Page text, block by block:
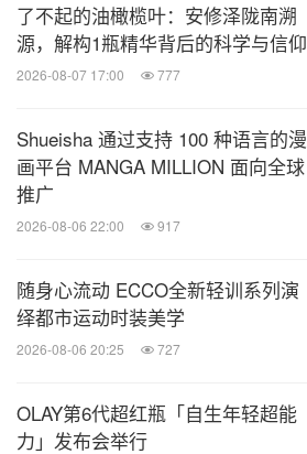
了不起的油橄榄叶：安修泽陇南溯
源，解构1瓶精华背后的科学与信仰
2026-08-07 17:00 777
Shueisha 通过支持 100 种语言的漫
画平台 MANGA MILLION 面向全球
推广
2026-08-06 22:00 917
随身心流动 ECCO全新轻训系列演
绎都市运动时装美学
2026-08-06 20:25 727
OLAY第6代超红瓶「自生年轻超能
力」发布会举行